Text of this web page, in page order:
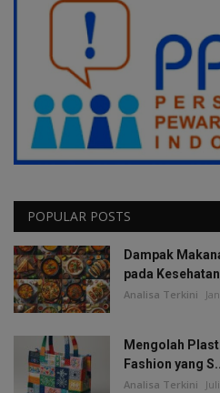
POPULAR POSTS
Dampak
pada Kesehatan
Analisa Terkini
Mengolah
Fashion yang
Analisa Terkini